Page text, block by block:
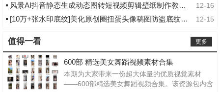
12-16
风景AI抖音静态生成动态图转短视频剪辑壁纸制作教程图片绿幕素材
12-15
[10万+张水印底纹]美化原创圈扭蛋头像稿图防盗底纹素材直购 高清
更多
值得一看
600部 精选美女舞蹈视频素材合集
本期为大家带来一份超大体量的优质视觉素材
——600部精选美女舞蹈视频合集。该资源包内含